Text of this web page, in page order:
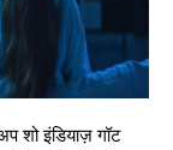
शो इंडियाज़ गॉट